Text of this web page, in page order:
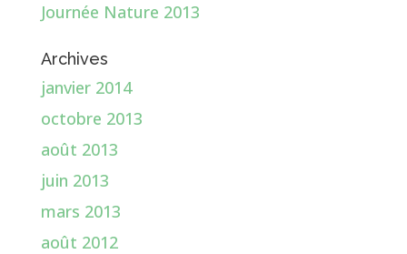
Journée Nature 2013
Archives
janvier 2014
octobre 2013
août 2013
juin 2013
mars 2013
août 2012